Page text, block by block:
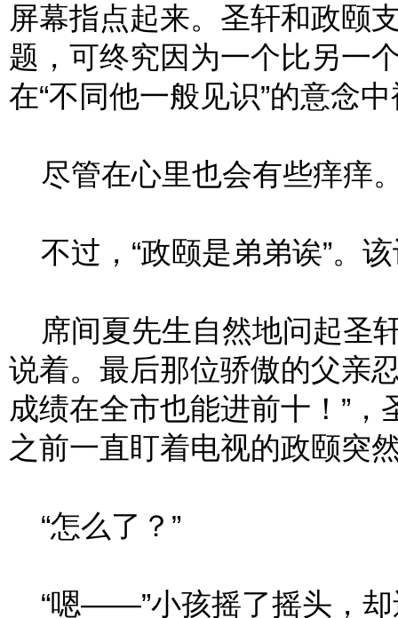
屏幕指点起来。圣轩和政颐
题，可终究因为一个比另一
在“不同他一般见识”的意念
尽管在心里也会有些痒痒
不过，“政颐是弟弟诶”。
席间夏先生自然地问起圣
说着。最后那位骄傲的父亲
成绩在全市也能进前十！”，
之前一直盯着电视的政颐突
“怎么了？”
“嗯——”小孩摇了摇头，却